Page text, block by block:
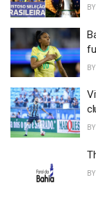
BY
BY
BY
BY